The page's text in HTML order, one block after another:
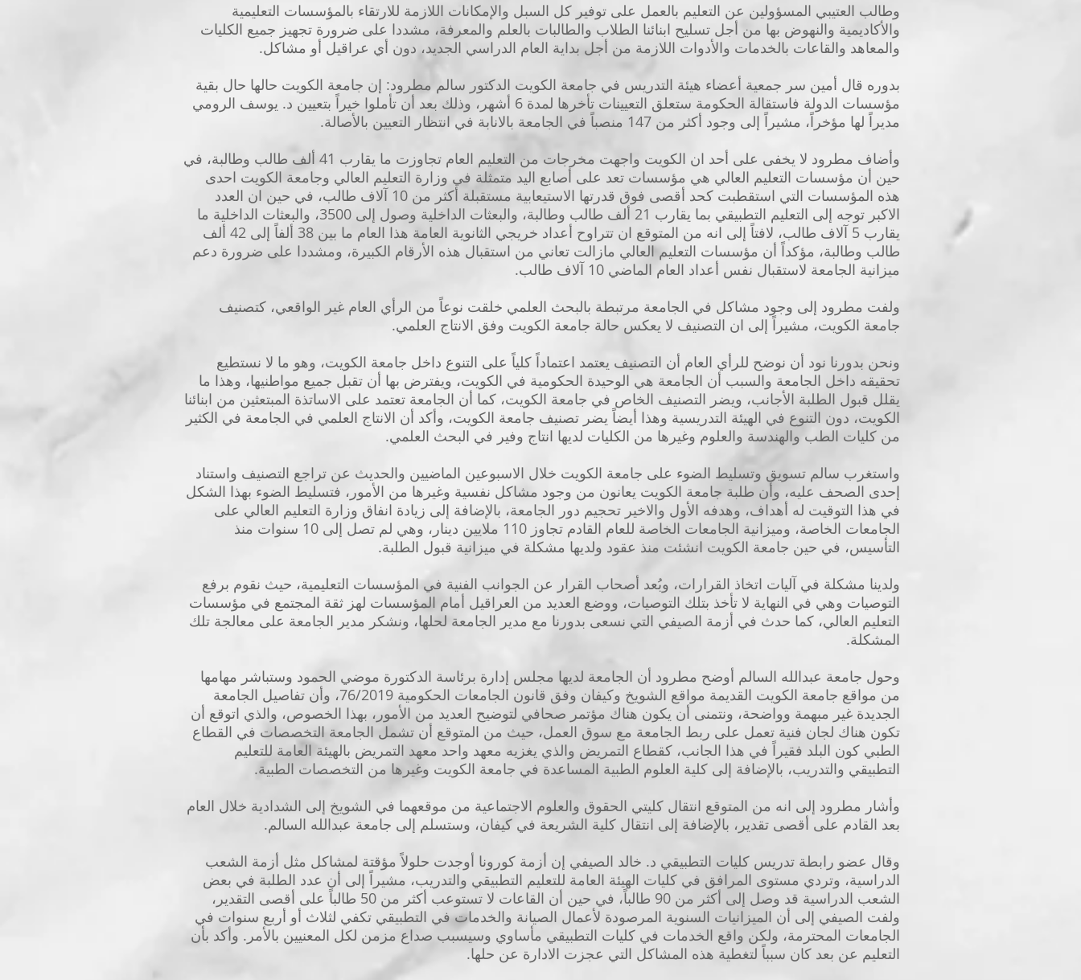
وطالب العتيبي المسؤولين عن التعليم بالعمل على توفير كل السبل والإمكانات اللازمة للارتقاء بالمؤسسات التعليمية
والأكاديمية والنهوض بها من أجل تسليح ابنائنا الطلاب والطالبات بالعلم والمعرفة، مشددا على ضرورة تجهيز جميع الكليات
والمعاهد والقاعات بالخدمات والأدوات اللازمة من أجل بداية العام الدراسي الجديد، دون أي عراقيل أو مشاكل.
بدوره قال أمين سر جمعية أعضاء هيئة التدريس في جامعة الكويت الدكتور سالم مطرود: إن جامعة الكويت حالها حال بقية
مؤسسات الدولة فاستقالة الحكومة ستعلق التعيينات تأخرها لمدة 6 أشهر، وذلك بعد أن تأملوا خيراً بتعيين د. يوسف الرومي
مديراً لها مؤخراً، مشيراً إلى وجود أكثر من 147 منصباً في الجامعة بالانابة في انتظار التعيين بالأصالة.
وأضاف مطرود لا يخفى على أحد ان الكويت واجهت مخرجات من التعليم العام تجاوزت ما يقارب 41 ألف طالب وطالبة، في
حين أن مؤسسات التعليم العالي هي مؤسسات تعد على أصابع اليد متمثلة في وزارة التعليم العالي وجامعة الكويت احدى
هذه المؤسسات التي استقطبت كحد أقصى فوق قدرتها الاستيعابية مستقبلة أكثر من 10 آلاف طالب، في حين ان العدد
الاكبر توجه إلى التعليم التطبيقي بما يقارب 21 ألف طالب وطالبة، والبعثات الداخلية وصول إلى 3500، والبعثات الداخلية ما
يقارب 5 آلاف طالب، لافتاً إلى انه من المتوقع ان تتراوح أعداد خريجي الثانوية العامة هذا العام ما بين 38 ألفاً إلى 42 ألف
طالب وطالبة، مؤكداً أن مؤسسات التعليم العالي مازالت تعاني من استقبال هذه الأرقام الكبيرة، ومشددا على ضرورة دعم
ميزانية الجامعة لاستقبال نفس أعداد العام الماضي 10 آلاف طالب.
ولفت مطرود إلى وجود مشاكل في الجامعة مرتبطة بالبحث العلمي خلقت نوعاً من الرأي العام غير الواقعي، كتصنيف
جامعة الكويت، مشيراً إلى ان التصنيف لا يعكس حالة جامعة الكويت وفق الانتاج العلمي.
ونحن بدورنا نود أن نوضح للرأي العام أن التصنيف يعتمد اعتماداً كلياً على التنوع داخل جامعة الكويت، وهو ما لا نستطيع
تحقيقه داخل الجامعة والسبب أن الجامعة هي الوحيدة الحكومية في الكويت، ويفترض بها أن تقبل جميع مواطنيها، وهذا ما
يقلل قبول الطلبة الأجانب، ويضر التصنيف الخاص في جامعة الكويت، كما أن الجامعة تعتمد على الاساتذة المبتعثين من ابنائنا
الكويت، دون التنوع في الهيئة التدريسية وهذا أيضاً يضر تصنيف جامعة الكويت، وأكد أن الانتاج العلمي في الجامعة في الكثير
من كليات الطب والهندسة والعلوم وغيرها من الكليات لديها انتاج وفير في البحث العلمي.
واستغرب سالم تسويق وتسليط الضوء على جامعة الكويت خلال الاسبوعين الماضيين والحديث عن تراجع التصنيف واستناد
إحدى الصحف عليه، وأن طلبة جامعة الكويت يعانون من وجود مشاكل نفسية وغيرها من الأمور، فتسليط الضوء بهذا الشكل
في هذا التوقيت له أهداف، وهدفه الأول والاخير تحجيم دور الجامعة، بالإضافة إلى زيادة انفاق وزارة التعليم العالي على
الجامعات الخاصة، وميزانية الجامعات الخاصة للعام القادم تجاوز 110 ملايين دينار، وهي لم تصل إلى 10 سنوات منذ
التأسيس، في حين جامعة الكويت انشئت منذ عقود ولديها مشكلة في ميزانية قبول الطلبة.
ولدينا مشكلة في آليات اتخاذ القرارات، وبُعد أصحاب القرار عن الجوانب الفنية في المؤسسات التعليمية، حيث نقوم برفع
التوصيات وهي في النهاية لا تأخذ بتلك التوصيات، ووضع العديد من العراقيل أمام المؤسسات لهز ثقة المجتمع في مؤسسات
التعليم العالي، كما حدث في أزمة الصيفي التي نسعى بدورنا مع مدير الجامعة لحلها، ونشكر مدير الجامعة على معالجة تلك
المشكلة.
وحول جامعة عبدالله السالم أوضح مطرود أن الجامعة لديها مجلس إدارة برئاسة الدكتورة موضي الحمود وستباشر مهامها
من مواقع جامعة الكويت القديمة مواقع الشويخ وكيفان وفق قانون الجامعات الحكومية 76/2019، وأن تفاصيل الجامعة
الجديدة غير مبهمة وواضحة، ونتمنى أن يكون هناك مؤتمر صحافي لتوضيح العديد من الأمور، بهذا الخصوص، والذي اتوقع أن
تكون هناك لجان فنية تعمل على ربط الجامعة مع سوق العمل، حيث من المتوقع أن تشمل الجامعة التخصصات في القطاع
الطبي كون البلد فقيراً في هذا الجانب، كقطاع التمريض والذي يغزيه معهد واحد معهد التمريض بالهيئة العامة للتعليم
التطبيقي والتدريب، بالإضافة إلى كلية العلوم الطبية المساعدة في جامعة الكويت وغيرها من التخصصات الطبية.
وأشار مطرود إلى انه من المتوقع انتقال كليتي الحقوق والعلوم الاجتماعية من موقعهما في الشويخ إلى الشدادية خلال العام
بعد القادم على أقصى تقدير، بالإضافة إلى انتقال كلية الشريعة في كيفان، وستسلم إلى جامعة عبدالله السالم.
وقال عضو رابطة تدريس كليات التطبيقي د. خالد الصيفي إن أزمة كورونا أوجدت حلولاً مؤقتة لمشاكل مثل أزمة الشعب
الدراسية، وتردي مستوى المرافق في كليات الهيئة العامة للتعليم التطبيقي والتدريب، مشيراً إلى أن عدد الطلبة في بعض
الشعب الدراسية قد وصل إلى أكثر من 90 طالباً، في حين أن القاعات لا تستوعب أكثر من 50 طالباً على أقصى التقدير،
ولفت الصيفي إلى أن الميزانيات السنوية المرصودة لأعمال الصيانة والخدمات في التطبيقي تكفي لثلاث أو أربع سنوات في
الجامعات المحترمة، ولكن واقع الخدمات في كليات التطبيقي مأساوي وسيسبب صداع مزمن لكل المعنيين بالأمر. وأكد بأن
التعليم عن بعد كان سبباً لتغطية هذه المشاكل التي عجزت الادارة عن حلها.